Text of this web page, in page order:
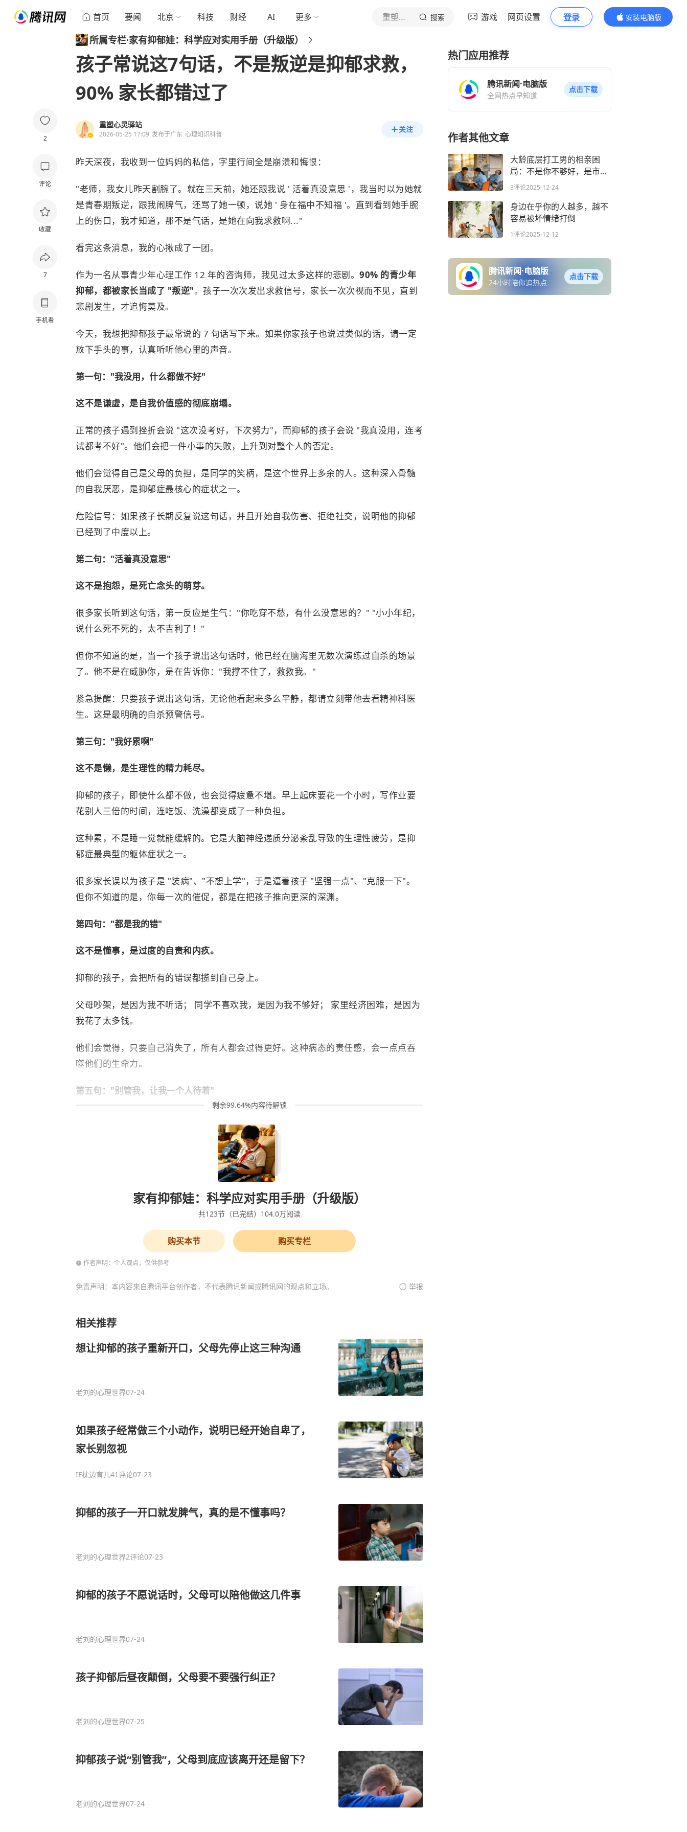
首页 要闻 北京 科技 财经 AI 更多 重塑心灵驿站 搜索 游戏 网页设置 登录
安装电脑版
内容更精彩
2
评论
收藏
7
手机看
所属专栏·家有抑郁娃：科学应对实用手册（升级版）
孩子常说这7句话，不是叛逆是抑郁求救，
90% 家长都错过了
重塑心灵驿站
2026-05-25 17:09 发布于广东 心理知识科普
关注
昨天深夜，我收到一位妈妈的私信，字里行间全是崩溃和悔恨：
"老师，我女儿昨天割腕了。就在三天前，她还跟我说 ' 活着真没意思 '，我当时以为她就
是青春期叛逆，跟我闹脾气，还骂了她一顿，说她 ' 身在福中不知福 '。直到看到她手腕
上的伤口，我才知道，那不是气话，是她在向我求救啊..."
看完这条消息，我的心揪成了一团。
作为一名从事青少年心理工作 12 年的咨询师，我见过太多这样的悲剧。 90% 的青少年
抑郁，都被家长当成了 "叛逆"。孩子一次次发出求救信号，家长一次次视而不见，直到
悲剧发生，才追悔莫及。
今天，我想把抑郁孩子最常说的 7 句话写下来。如果你家孩子也说过类似的话，请一定
放下手头的事，认真听听他心里的声音。
第一句："我没用，什么都做不好"
这不是谦虚，是自我价值感的彻底崩塌。
正常的孩子遇到挫折会说 "这次没考好，下次努力"，而抑郁的孩子会说 "我真没用，连考
试都考不好"。他们会把一件小事的失败，上升到对整个人的否定。
他们会觉得自己是父母的负担，是同学的笑柄，是这个世界上多余的人。这种深入骨髓
的自我厌恶，是抑郁症最核心的症状之一。
危险信号：如果孩子长期反复说这句话，并且开始自我伤害、拒绝社交，说明他的抑郁
已经到了中度以上。
第二句："活着真没意思"
这不是抱怨，是死亡念头的萌芽。
很多家长听到这句话，第一反应是生气："你吃穿不愁，有什么没意思的？" "小小年纪，
说什么死不死的，太不吉利了！"
但你不知道的是，当一个孩子说出这句话时，他已经在脑海里无数次演练过自杀的场景
了。他不是在威胁你，是在告诉你："我撑不住了，救救我。"
紧急提醒：只要孩子说出这句话，无论他看起来多么平静，都请立刻带他去看精神科医
生。这是最明确的自杀预警信号。
第三句："我好累啊"
这不是懒，是生理性的精力耗尽。
抑郁的孩子，即使什么都不做，也会觉得疲惫不堪。早上起床要花一个小时，写作业要
花别人三倍的时间，连吃饭、洗澡都变成了一种负担。
这种累，不是睡一觉就能缓解的。它是大脑神经递质分泌紊乱导致的生理性疲劳，是抑
郁症最典型的躯体症状之一。
很多家长误以为孩子是 "装病"、"不想上学"，于是逼着孩子 "坚强一点"、"克服一下"。
但你不知道的是，你每一次的催促，都是在把孩子推向更深的深渊。
第四句："都是我的错"
这不是懂事，是过度的自责和内疚。
抑郁的孩子，会把所有的错误都揽到自己身上。
父母吵架，是因为我不听话； 同学不喜欢我，是因为我不够好； 家里经济困难，是因为
我花了太多钱。
他们会觉得，只要自己消失了，所有人都会过得更好。这种病态的责任感，会一点点吞
噬他们的生命力。
第五句："别管我，让我一个人待着"
剩余99.64%内容待解锁
家有抑郁娃：科学应对实用手册（升级版）
共123节 （已完结） 104.0万阅读
购买本节 购买专栏
作者声明：个人观点，仅供参考
免责声明：本内容来自腾讯平台创作者，不代表腾讯新闻或腾讯网的观点和立场。 举报
相关推荐
想让抑郁的孩子重新开口，父母先停止这三种沟通
老刘的心理世界07-24
如果孩子经常做三个小动作，说明已经开始自卑了，
家长别忽视
IF枕边育儿41评论07-23
抑郁的孩子一开口就发脾气，真的是不懂事吗？
老刘的心理世界2评论07-23
抑郁的孩子不愿说话时，父母可以陪他做这几件事
老刘的心理世界07-24
孩子抑郁后昼夜颠倒，父母要不要强行纠正？
老刘的心理世界07-25
抑郁孩子说“别管我”，父母到底应该离开还是留下？
老刘的心理世界07-24
热门应用推荐
腾讯新闻·电脑版
全网热点早知道
点击下载
作者其他文章
大龄底层打工男的相亲困
局：不是你不够好，是市场
早变了游戏规则
3评论2025-12-24
身边在乎你的人越多，越不
容易被坏情绪打倒
1评论2025-12-12
腾讯新闻·电脑版
24小时陪你追热点
点击下载